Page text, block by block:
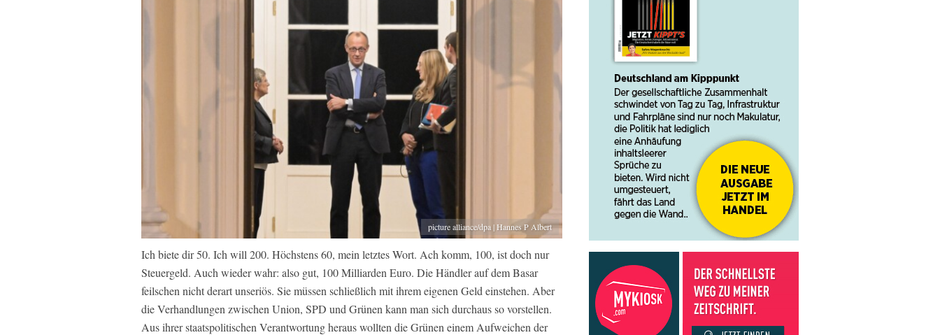
picture alliance/dpa | Hannes P Albert
Ich biete dir 50. Ich will 200. Höchstens 60, mein letztes Wort. Ach komm, 100, ist doch nur
Steuergeld. Auch wieder wahr: also gut, 100 Milliarden Euro. Die Händler auf dem Basar
feilschen nicht derart unseriös. Sie müssen schließlich mit ihrem eigenen Geld einstehen. Aber
die Verhandlungen zwischen Union, SPD und Grünen kann man sich durchaus so vorstellen.
Aus ihrer staatspolitischen Verantwortung heraus wollten die Grünen einem Aufweichen der